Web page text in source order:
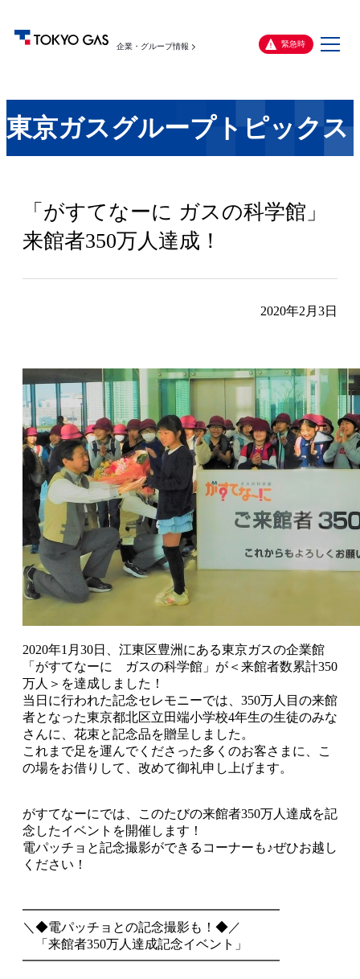
企業・グループ情報 緊急時
メ
東京ガスグループトピックス
「がすてなーに ガスの科学館」
来館者350万人達成！
2020年2月3日
2020年1月30日、江東区豊洲にある東京ガスの企業館
「がすてなーに ガスの科学館」が＜来館者数累計350
万人＞を達成しました！
当日に行われた記念セレモニーでは、350万人目の来館
者となった東京都北区立田端小学校4年生の生徒のみな
さんに、花束と記念品を贈呈しました。
これまで足を運んでくださった多くのお客さまに、こ
の場をお借りして、改めて御礼申し上げます。
がすてなーにでは、このたびの来館者350万人達成を記
念したイベントを開催します！
電パッチョと記念撮影ができるコーナーも♪ぜひお越し
ください！
━━━━━━━━━━━━━━━━━━━━
＼◆電パッチョとの記念撮影も！◆／
「来館者350万人達成記念イベント」
━━━━━━━━━━━━━━━━━━━━